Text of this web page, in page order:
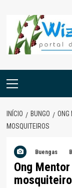
content
Menu
INÍCIO BUNGO
ONG
MOSQUITEIROS
Buengas
Ong